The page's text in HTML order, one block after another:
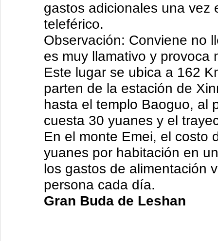
gastos adicionales una vez
teleférico.
Observación: Conviene no
es muy llamativo y provoca
Este lugar se ubica a 162
parten de la estación de
hasta el templo Baoguo, al
cuesta 30 yuanes y el
En el monte Emei, el costo
yuanes por habitación en
los gastos de alimentación
persona cada día.
Gran Buda de Leshan